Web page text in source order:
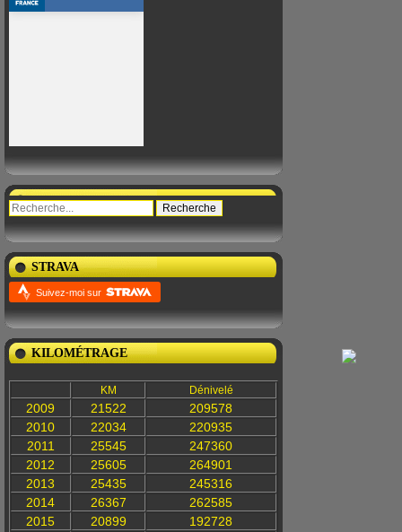
STRAVA
Suivez-moi sur
KILOMÉTRAGE
KM Dénivelé
2009 21522
209578
2010
22034
220935
2011
25545
247360
2012
25605
264901
2013
25435
245316
2014
26367
262585
2015
20899
192728